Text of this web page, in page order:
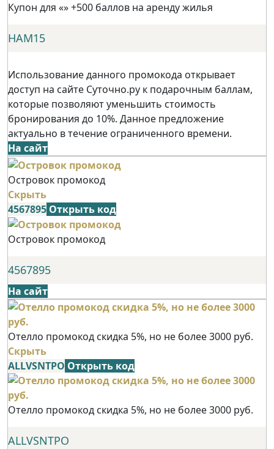
Купон для «» +500 баллов на аренду жилья
НАМ15
Использование данного промокода открывает
доступ на сайте Суточно.ру к подарочным баллам,
которые позволяют уменьшить стоимость
бронирования до 10%. Данное предложение
актуально в течение ограниченного времени.
На сайт
Островок промокод
Скрыть
4567895 Открыть код
Островок промокод
4567895
На сайт
Отелло промокод скидка 5%, но не более 3000 руб.
Скрыть
ALLVSNTPO Открыть код
Отелло промокод скидка 5%, но не более 3000 руб.
ALLVSNTPO